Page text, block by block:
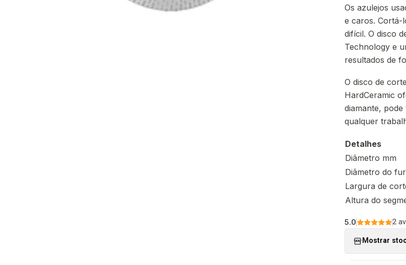
Os azulejos
e caros. Cortá-
difícil. O disco
Technology e
resultados de
O disco de
HardCeramic
diamante,
qualquer
Detalhes
Diâmetro mm
Diâmetro do
Largura de
Altura do
5.0 2
Mostrar